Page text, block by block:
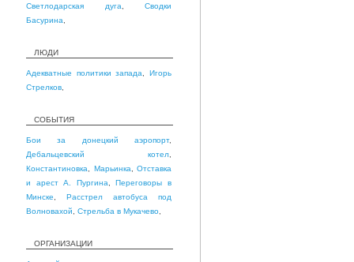
Светлодарская дуга
Сводки
Басурина
ЛЮДИ
Адекватные политики запада ,Игорь
Стрелков
СОБЫТИЯ
Бои за донецкий аэропорт,
Дебальцевский котел
Константиновка
Марьинка
Отставка
и арест А. Пургина ,Переговоры в
Минске
Расстрел автобуса под
Волновахой
Стрельба в Мукачево
ОРГАНИЗАЦИИ